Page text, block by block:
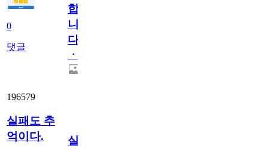
0
댓글
합
니
다
ㆍ
196579
실패도 추
억이다.
실